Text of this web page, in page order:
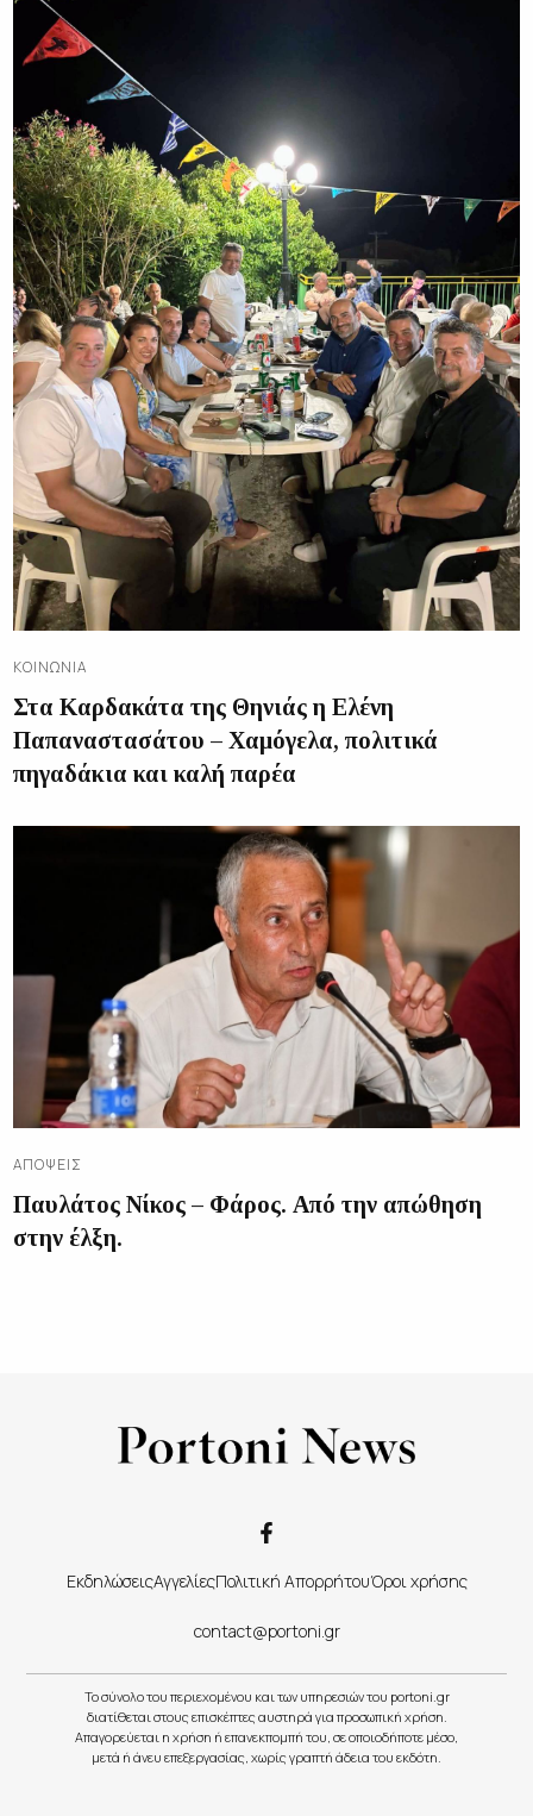
ΚΟΙΝΩΝΊΑ
Στα Καρδακάτα της Θηνιάς η Ελένη
Παπαναστασάτου – Χαμόγελα, πολιτικά
πηγαδάκια και καλή παρέα
ΑΠΌΨΕΙΣ
Παυλάτος Νίκος – Φάρος. Από την απώθηση
στην έλξη.
ΕκδηλώσειςΑγγελίεςΠολιτική ΑπορρήτουΌροι χρήσης
contact@portoni.gr
Το σύνολο του περιεχομένου και των υπηρεσιών του portoni.gr
διατίθεται στους επισκέπτες αυστηρά για προσωπική χρήση.
Απαγορεύεται η χρήση ή επανεκπομπή του, σε οποιοδήποτε μέσο,
μετά ή άνευ επεξεργασίας, χωρίς γραπτή άδεια του εκδότη.